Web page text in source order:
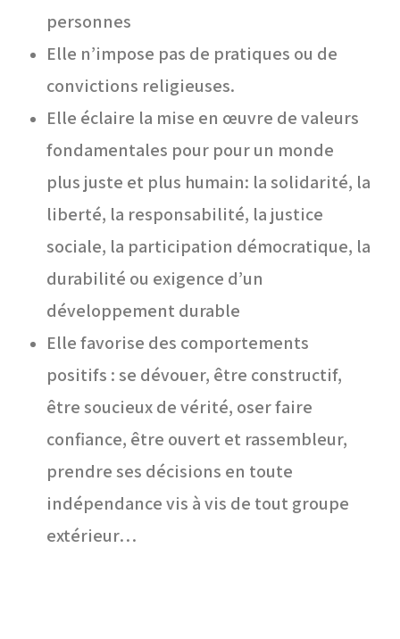
personnes
Elle n’impose pas de pratiques ou de
convictions religieuses.
Elle éclaire la mise en œuvre de valeurs
fondamentales pour pour un monde
plus juste et plus humain: la solidarité, la
liberté, la responsabilité, la justice
sociale, la participation démocratique, la
durabilité ou exigence d’un
développement durable
Elle favorise des comportements
positifs : se dévouer, être constructif,
être soucieux de vérité, oser faire
confiance, être ouvert et rassembleur,
prendre ses décisions en toute
indépendance vis à vis de tout groupe
extérieur…